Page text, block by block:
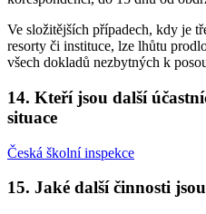
Ve složitějších případech, kdy je
resorty či instituce, lze lhůtu
všech dokladů nezbytných k
14. Kteří jsou další
situace
Česká školní inspekce
15. Jaké další činnosti